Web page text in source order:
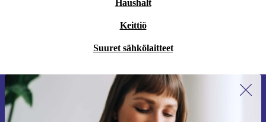
Haushalt
Keittiö
Suuret sähkölaitteet
Liity ensimmäistä kertaa uutiskirjeen
tilaajaksi ja säästä 15 €!